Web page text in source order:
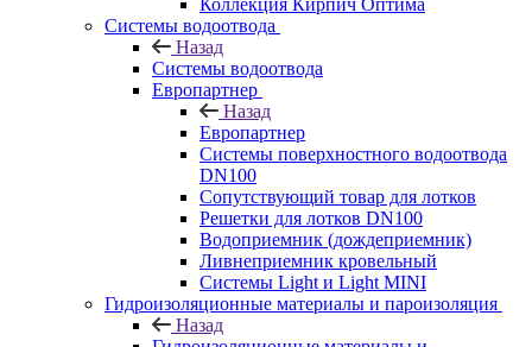
Коллекция Кирпич Оптима
Системы водоотвода
Назад
Системы водоотвода
Европартнер
Назад
Европартнер
Системы поверхностного водоотвода
DN100
Сопутствующий товар для лотков
Решетки для лотков DN100
Водоприемник (дождеприемник)
Ливнеприемник кровельный
Системы Light и Light MINI
Гидроизоляционные материалы и пароизоляция
Назад